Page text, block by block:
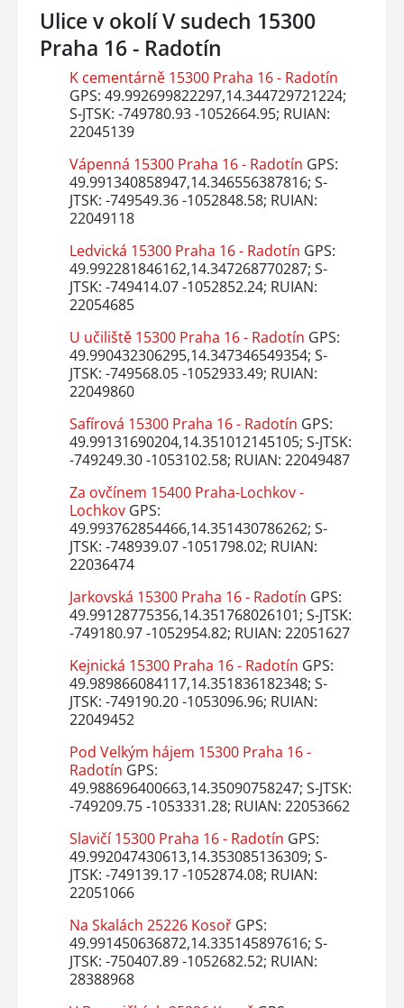
Ulice v okolí V sudech 15300
Praha 16 - Radotín
K cementárně 15300 Praha 16 - Radotín
GPS: 49.992699822297,14.344729721224;
S-JTSK: -749780.93 -1052664.95; RUIAN:
22045139
Vápenná 15300 Praha 16 - Radotín GPS:
49.991340858947,14.346556387816; S-
JTSK: -749549.36 -1052848.58; RUIAN:
22049118
Ledvická 15300 Praha 16 - Radotín GPS:
49.992281846162,14.347268770287; S-
JTSK: -749414.07 -1052852.24; RUIAN:
22054685
U učiliště 15300 Praha 16 - Radotín GPS:
49.990432306295,14.347346549354; S-
JTSK: -749568.05 -1052933.49; RUIAN:
22049860
Safírová 15300 Praha 16 - Radotín GPS:
49.99131690204,14.351012145105; S-JTSK:
-749249.30 -1053102.58; RUIAN: 22049487
Za ovčínem 15400 Praha-Lochkov -
LochkovGPS:
49.993762854466,14.351430786262; S-
JTSK: -748939.07 -1051798.02; RUIAN:
22036474
Jarkovská 15300 Praha 16 - Radotín GPS:
49.99128775356,14.351768026101; S-JTSK:
-749180.97 -1052954.82; RUIAN: 22051627
Kejnická 15300 Praha 16 - Radotín GPS:
49.989866084117,14.351836182348; S-
JTSK: -749190.20 -1053096.96; RUIAN:
22049452
Pod Velkým hájem 15300 Praha 16 -
Radotín GPS:
49.988696400663,14.35090758247; S-JTSK:
-749209.75 -1053331.28; RUIAN: 22053662
Slavičí 15300 Praha 16 - Radotín GPS:
49.992047430613,14.353085136309; S-
JTSK: -749139.17 -1052874.08; RUIAN:
22051066
Na Skalách 25226 KosořGPS:
49.991450636872,14.335145897616; S-
JTSK: -750407.89 -1052682.52; RUIAN:
28388968